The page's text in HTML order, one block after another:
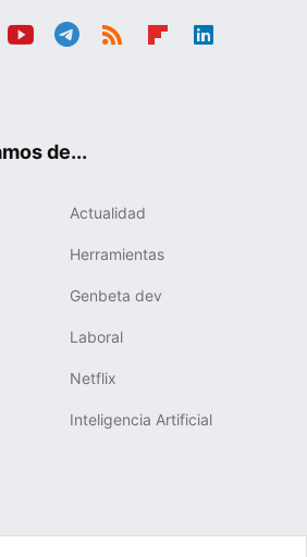
de...
Actualidad
Herramientas
Genbeta dev
Laboral
Netflix
Inteligencia Artificial